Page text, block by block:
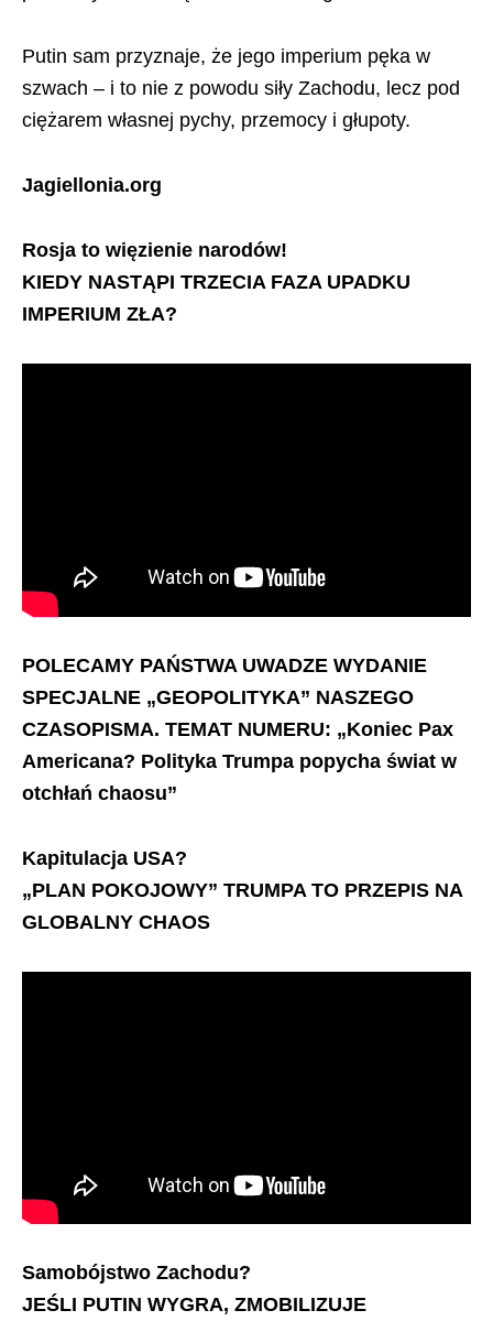
Putin sam przyznaje, że jego imperium pęka w
szwach – i to nie z powodu siły Zachodu, lecz pod
ciężarem własnej pychy, przemocy i głupoty.
Jagiellonia.org
Rosja to więzienie narodów!
KIEDY NASTĄPI TRZECIA FAZA UPADKU
IMPERIUM ZŁA?
POLECAMY PAŃSTWA UWADZE WYDANIE
SPECJALNE „GEOPOLITYKA” NASZEGO
CZASOPISMA. TEMAT NUMERU: „Koniec Pax
Americana? Polityka Trumpa popycha świat w
otchłań chaosu”
Kapitulacja USA?
„PLAN POKOJOWY” TRUMPA TO PRZEPIS NA
GLOBALNY CHAOS
Samobójstwo Zachodu?
JEŚLI PUTIN WYGRA, ZMOBILIZUJE